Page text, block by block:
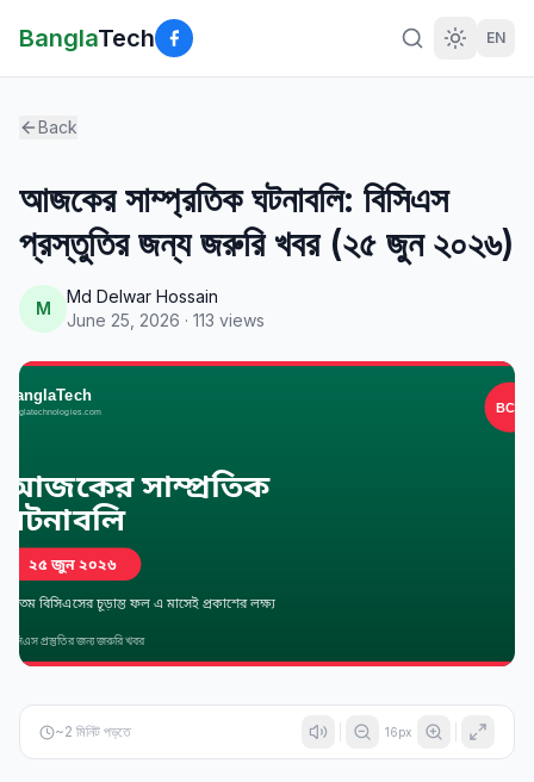
BanglaTech EN
Back
আজকের সাম্প্রতিক ঘটনাবলি: বিসিএস
প্রস্তুতির জন্য জরুরি খবর (২৫ জুন ২০২৬)
M
Md Delwar Hossain
June 25, 2026 · 113 views
~2 মিনিট পড়তে 16px